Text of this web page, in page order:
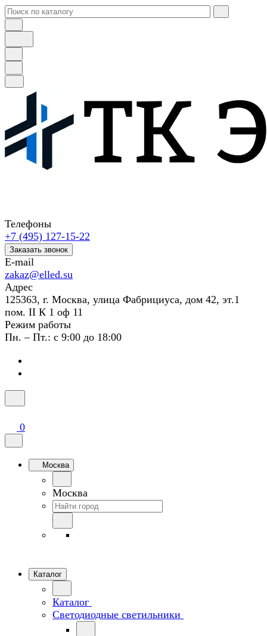
Телефоны
+7 (495) 127-15-22
Заказать звонок
E-mail
zakaz@elled.su
Адрес
125363, г. Москва, улица Фабрициуса, дом 42, эт.1
пом. II К 1 оф 11
Режим работы
Пн. – Пт.: с 9:00 до 18:00
0
Москва
Москва
Каталог
Каталог
Светодиодные светильники